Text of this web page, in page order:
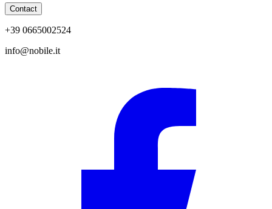
Contact
+39 0665002524
info@nobile.it